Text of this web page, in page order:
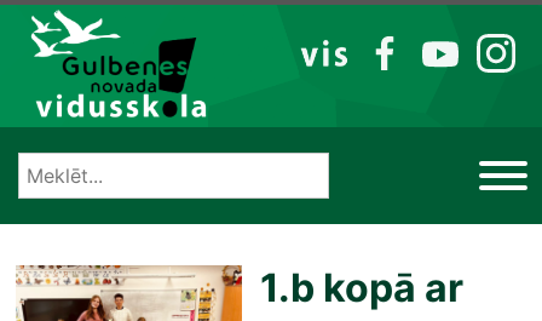
Izlaist
VIS
FB YT IG
1.b kopā ar